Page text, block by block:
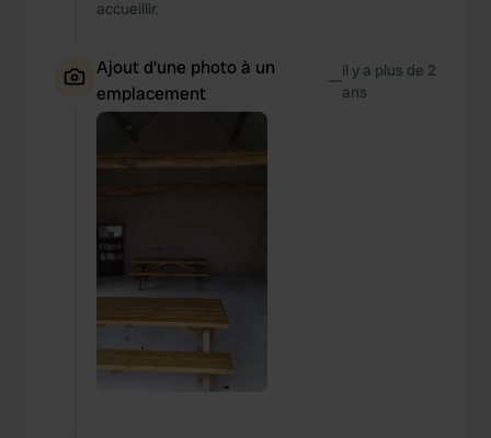
our social media, advertising and analytics partners who
provided to them or that they’ve collected from your use
of their services.
accueillir.
Ajout d'une photo à un
emplacement
—il y a plus de 2
ans